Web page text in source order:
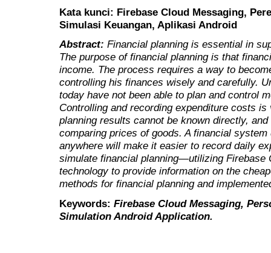
Kata kunci: Firebase Cloud Messaging,
Simulasi Keuangan, Aplikasi Android
Abstract: Financial planning is essential in
The purpose of financial planning is that
income. The process requires a way to
controlling his finances wisely and carefully.
today have not been able to plan and control
Controlling and recording expenditure costs
planning results cannot be known directly,
comparing prices of goods. A financial
anywhere will make it easier to record daily
simulate financial planning—utilizing Firebase
technology to provide information on the
methods for financial planning and
Keywords: Firebase Cloud Messaging,
Simulation Android Application.